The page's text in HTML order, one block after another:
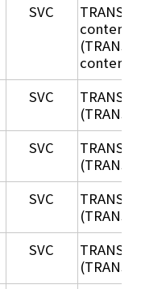
SVC
content
content
SVC TRANSIL
SVC TRANSIL
SVC TRANSIL
SVC TRANSIL